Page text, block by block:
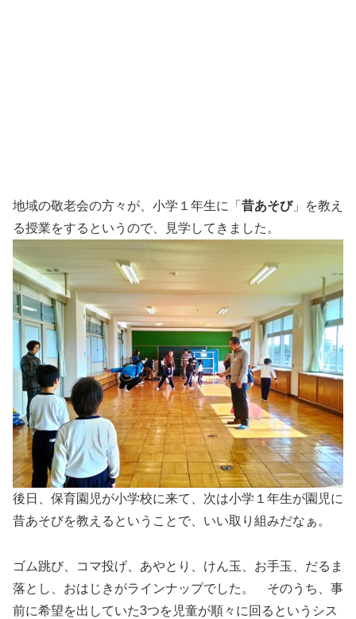
地域の敬老会の方々が、小学１年生に「 昔あそび」を教え
る授業をするというので、見学してきました。
後日、保育園児が小学校に来て、次は小学１年生が園児に
昔あそびを教えるということで、いい取り組みだなぁ。
ゴム跳び、コマ投げ、あやとり、けん玉、お手玉、だるま
落とし、おはじきがラインナップでした。 そのうち、事
前に希望を出していた3つを児童が順々に回るというシス